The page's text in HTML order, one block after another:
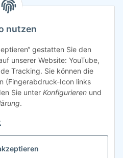
nutzen
gestatten Sie den
unserer Website: YouTube,
Tracking. Sie können die
(Fingerabdruck-Icon links
Sie unter Konfigurieren und
.